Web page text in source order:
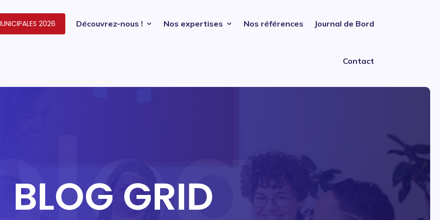
2026 Découvrez-nous ! Nos expertises Nos références Journal de Bord
Contact
BLOG GRID